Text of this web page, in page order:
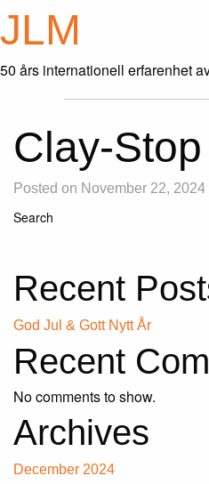
JLM
50 års internationell erfarenhet
Clay-
Posted on November 22, 2024
Search
Recent
God Jul & Gott Nytt År
Recent
No comments to show.
Archives
December 2024